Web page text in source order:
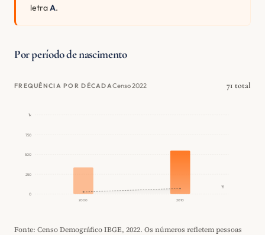
letraA.
Por período de nascimento
FREQUÊNCIA POR DÉCADACenso 2022 71 total
0
250
500
750
1k
2000 2010
71
Fonte: Censo Demográfico IBGE, 2022. Os números refletem pessoas